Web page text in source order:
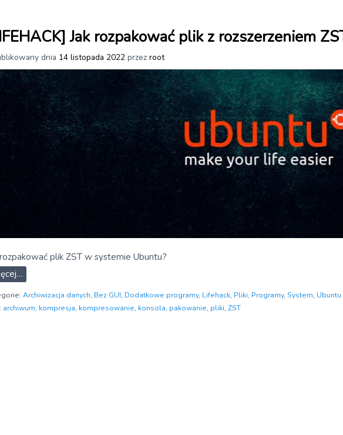
Jak rozpakować plik z rozszerzeniem
dnia 14 listopada 2022 przez root
plik ZST w systemie Ubuntu?
Archiwizacja danych, Bez GUI, Dodatkowe programy, Lifehack, Pliki, Programy, System, Ubuntu
archiwum, kompresja, kompresowanie, konsola, pakowanie, pliki, ZST